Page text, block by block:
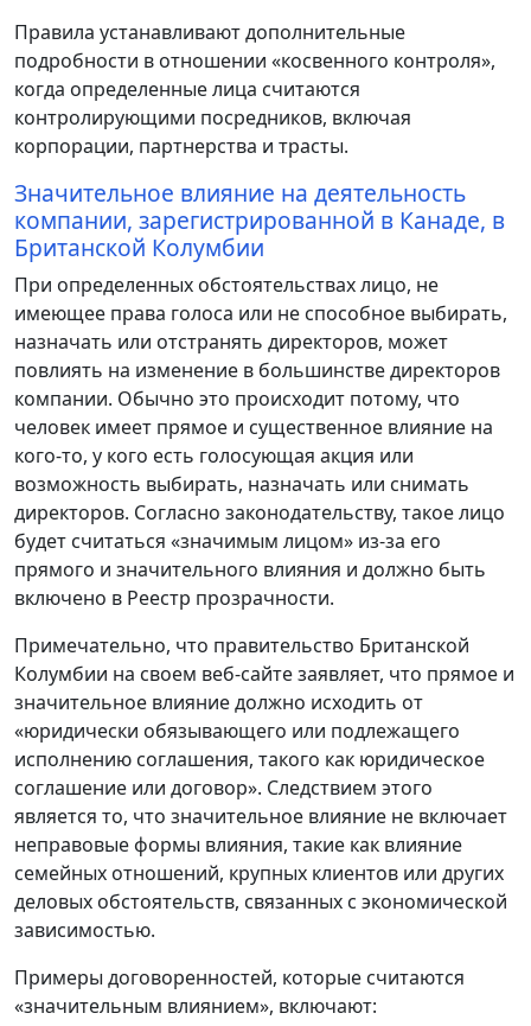
Правила устанавливают дополнительные
подробности в отношении «косвенного контроля»,
когда определенные лица считаются
контролирующими посредников, включая
корпорации, партнерства и трасты.
Значительное влияние на деятельность
компании, зарегистрированной в Канаде, в
Британской Колумбии
При определенных обстоятельствах лицо, не
имеющее права голоса или не способное выбирать,
назначать или отстранять директоров, может
повлиять на изменение в большинстве директоров
компании. Обычно это происходит потому, что
человек имеет прямое и существенное влияние на
кого-то, у кого есть голосующая акция или
возможность выбирать, назначать или снимать
директоров. Согласно законодательству, такое лицо
будет считаться «значимым лицом» из-за его
прямого и значительного влияния и должно быть
включено в Реестр прозрачности.
Примечательно, что правительство Британской
Колумбии на своем веб-сайте заявляет, что прямое и
значительное влияние должно исходить от
«юридически обязывающего или подлежащего
исполнению соглашения, такого как юридическое
соглашение или договор». Следствием этого
является то, что значительное влияние не включает
неправовые формы влияния, такие как влияние
семейных отношений, крупных клиентов или других
деловых обстоятельств, связанных с экономической
зависимостью.
Примеры договоренностей, которые считаются
«значительным влиянием», включают: